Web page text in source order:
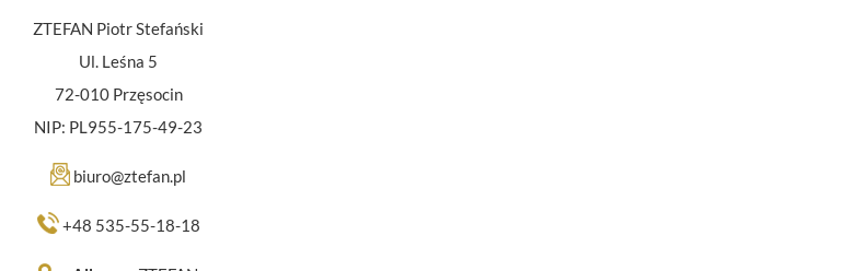
ZTEFAN Piotr Stefański
Ul. Leśna 5
72-010 Przęsocin
NIP: PL955-175-49-23
biuro@ztefan.pl
+48 535-55-18-18